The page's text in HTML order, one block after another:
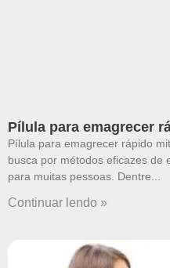
Pílula para emagrecer
Pílula para emagrecer rápido
busca por métodos eficazes de
para muitas pessoas. Dentre
Continuar lendo »